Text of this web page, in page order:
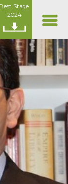
Best Stage
2024